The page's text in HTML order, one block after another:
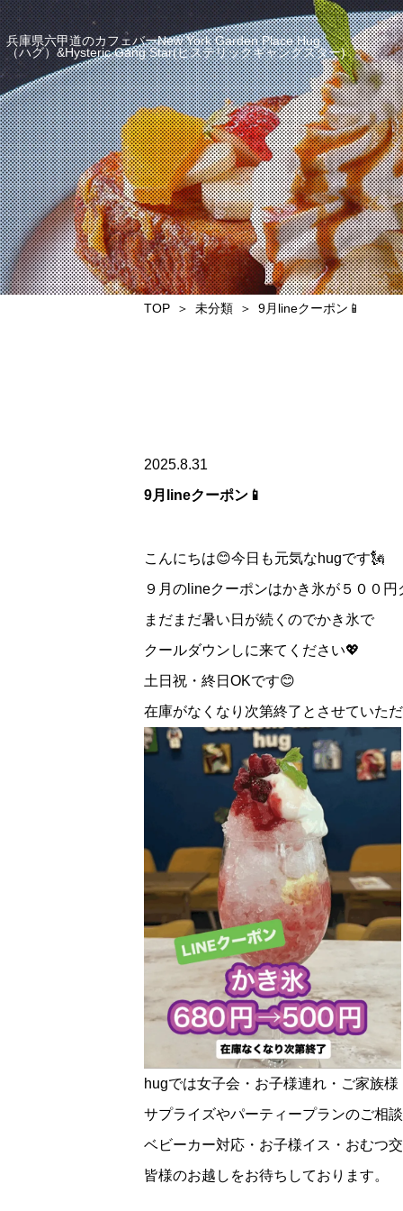
兵庫県六甲道のカフェバーNew York Garden Place Hug
（ハグ）&Hysteric Gang Star(ヒステリックギャングスター)
TOP 未分類 9月lineクーポン📱
2025.8.31
9月lineクーポン📱
こんにちは😊今日も元気なhugです🗽
９月のlineクーポンはかき氷が５００
まだまだ暑い日が続くのでかき氷で
クールダウンしに来てください💖
土日祝・終日OKです😊
在庫がなくなり次第終了とさせていた
hugでは女子会・お子様連れ・ご家族
サプライズやパーティープランのご相
ベビーカー対応・お子様イス・おむつ
皆様のお越しをお待ちしております。